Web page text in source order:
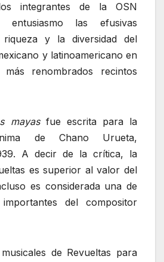
integrantes de la OSN
entusiasmo las efusivas
y la diversidad del
y latinoamericano en
renombrados recintos
mayasfue escrita para la
de Chano Urueta,
A decir de la crítica, la
es superior al valor del
es considerada una de
del compositor
de Revueltas para